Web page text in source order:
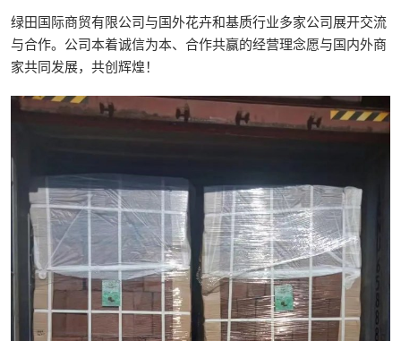
绿田国际商贸有限公司与国外花卉和基质行业多家公司展开交流
与合作。公司本着诚信为本、合作共赢的经营理念愿与国内外商
家共同发展，共创辉煌！